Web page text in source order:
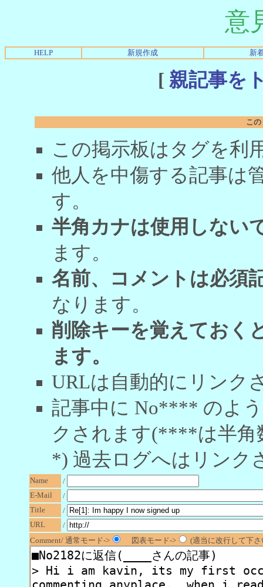
意
HELP 新規作成 新
[ 親記事を
こ
この掲示板はタグを利
他人を中傷する記事は
す。
半角カナは使用しない
ます。
名前、コメントは必須
なります。
削除キーを覚えておく
ます。
URLは自動的にリンク
記事中に No**** のよ
クされます(****は半角
*) 過去ログへはリンク
Name
/
E-Mail
/
Title
/
URL
/
Comment/ 通常モード->
図表モード-> (適当に改行して下